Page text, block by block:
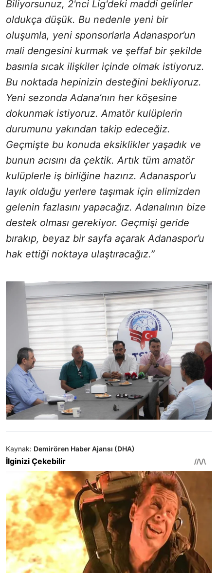
Biliyorsunuz, 2'nci Lig'deki maddi gelirler
oldukça düşük. Bu nedenle yeni bir
oluşumla, yeni sponsorlarla Adanaspor’un
mali dengesini kurmak ve şeffaf bir şekilde
basınla sıcak ilişkiler içinde olmak istiyoruz.
Bu noktada hepinizin desteğini bekliyoruz.
Yeni sezonda Adana’nın her köşesine
dokunmak istiyoruz. Amatör kulüplerin
durumunu yakından takip edeceğiz.
Geçmişte bu konuda eksiklikler yaşadık ve
bunun acısını da çektik. Artık tüm amatör
kulüplerle iş birliğine hazırız. Adanaspor’u
layık olduğu yerlere taşımak için elimizden
gelenin fazlasını yapacağız. Adanalının bize
destek olması gerekiyor. Geçmişi geride
bırakıp, beyaz bir sayfa açarak Adanaspor’u
hak ettiği noktaya ulaştıracağız.”
Kaynak: Demirören Haber Ajansı (DHA)